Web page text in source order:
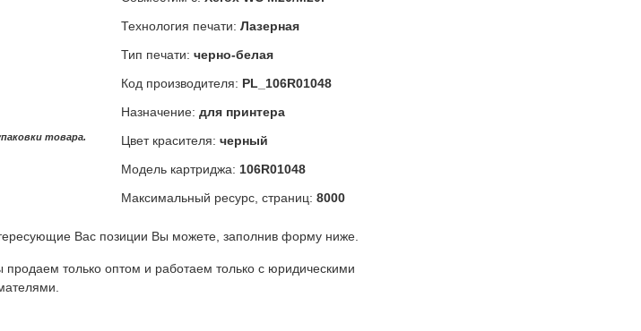
товара.
Технология печати: Лазерная
Тип печати: черно-белая
Код производителя: PL_106R01048
Назначение: для принтера
Цвет красителя: черный
Модель картриджа: 106R01048
Максимальный ресурс, страниц: 8000
Вас позиции Вы можете, заполнив форму ниже.
только оптом и работаем только с юридическими